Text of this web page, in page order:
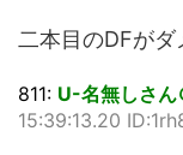
二本目のDFがダ
811: U-名無しさん
15:39:13.20